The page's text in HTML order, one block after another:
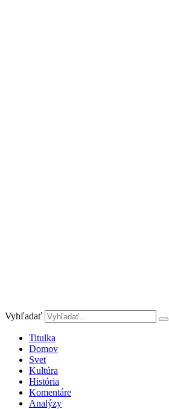
Vyhľadať
Titulka
Domov
Svet
Kultúra
História
Komentáre
Analýzy